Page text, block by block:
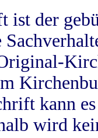
ist der
kann
wird